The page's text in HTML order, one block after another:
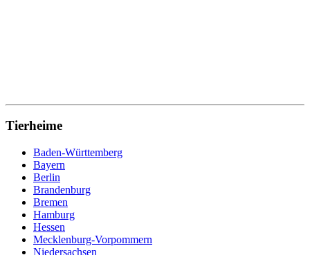
Tierheime
Baden-Württemberg
Bayern
Berlin
Brandenburg
Bremen
Hamburg
Hessen
Mecklenburg-Vorpommern
Niedersachsen